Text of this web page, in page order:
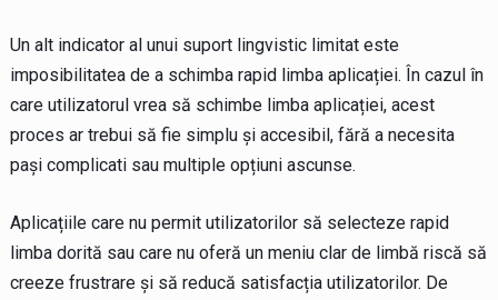
Un alt indicator al unui suport lingvistic limitat este
imposibilitatea de a schimba rapid limba aplicației. În cazul în
care utilizatorul vrea să schimbe limba aplicației, acest
proces ar trebui să fie simplu și accesibil, fără a necesita
pași complicati sau multiple opțiuni ascunse.
Aplicațiile care nu permit utilizatorilor să selecteze rapid
limba dorită sau care nu oferă un meniu clar de limbă riscă să
creeze frustrare și să reducă satisfacția utilizatorilor. De